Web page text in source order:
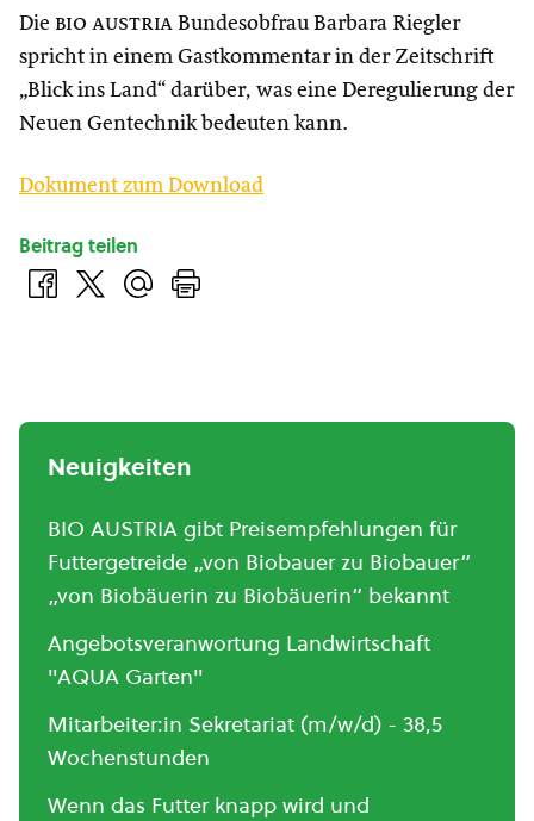
Die bio austria Bundesobfrau Barbara Riegler
spricht in einem Gastkommentar in der Zeitschrift
„Blick ins Land“ darüber, was eine Deregulierung der
Neuen Gentechnik bedeuten kann.
Dokument zum Download
Beitrag teilen
Neuigkeiten
BIO AUSTRIA gibt Preisempfehlungen für
Futtergetreide „von Biobauer zu Biobauer“
„von Biobäuerin zu Biobäuerin“ bekannt
Angebotsveranwortung Landwirtschaft
"AQUA Garten"
Mitarbeiter:in Sekretariat (m/w/d) - 38,5
Wochenstunden
Wenn das Futter knapp wird und